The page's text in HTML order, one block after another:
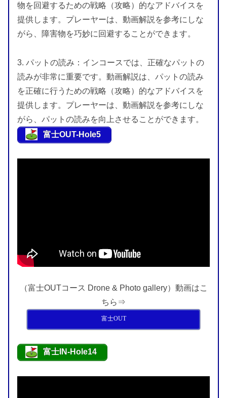
物を回避するための戦略（攻略）的なアドバイスを
提供します。プレーヤーは、動画解説を参考にしな
がら、障害物を巧妙に回避することができます。
3. パットの読み：インコースでは、正確なパットの
読みが非常に重要です。動画解説は、パットの読み
を正確に行うための戦略（攻略）的なアドバイスを
提供します。プレーヤーは、動画解説を参考にしな
がら、パットの読みを向上させることができます。
富士OUT-Hole5
（富士OUTコース Drone & Photo gallery）動画はこ
ちら⇒
富士OUT
富士IN-Hole14